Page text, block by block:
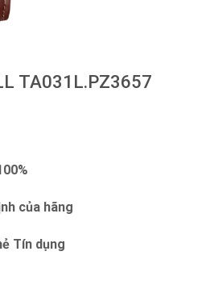
TA031L.PZ3657
của hãng
Tín dụng